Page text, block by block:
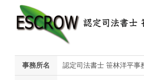
事務所名 認定司法書士 笹林洋平事